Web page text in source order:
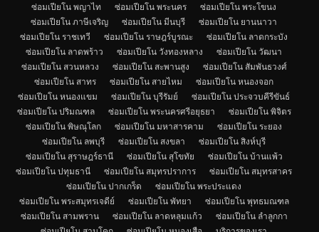
ซ่อมเปียโน พญาไท
ซ่อมเปียโน พระนคร
ซ่อมเปียโน พระโขนง
ซ่อมเปียโน ภาษีเจริญ
ซ่อมเปียโน มีนบุรี
ซ่อมเปียโน ยานนาวา
ซ่อมเปียโน ราชเทวี
ซ่อมเปียโน ราษฎร์บูรณะ
ซ่อมเปียโน ลาดกระบัง
ซ่อมเปียโน ลาดพร้าว
ซ่อมเปียโน วังทองหลาง
ซ่อมเปียโน วัฒนา
ซ่อมเปียโน สวนหลวง
ซ่อมเปียโน สะพานสูง
ซ่อมเปียโน สัมพันธวงศ์
ซ่อมเปียโน สาทร
ซ่อมเปียโน สายไหม
ซ่อมเปียโน หนองจอก
ซ่อมเปียโน หนองแขม
ซ่อมเปียโน บุรีรัมย์
ซ่อมเปียโน ประจวบคีรีขันธ์
ซ่อมเปียโน ปริมณฑล
ซ่อมเปียโน พระนครศรีอยุธยา
ซ่อมเปียโน พิจิตร
ซ่อมเปียโน พิษณุโลก
ซ่อมเปียโน มหาสารคาม
ซ่อมเปียโน ระยอง
ซ่อมเปียโน ลพบุรี
ซ่อมเปียโน สงขลา
ซ่อมเปียโน สิงห์บุรี
ซ่อมเปียโน สุราษฎร์ธานี
ซ่อมเปียโน สุโขทัย
ซ่อมเปียโน บ้านแพ้ว
ซ่อมเปียโน ปทุมธานี
ซ่อมเปียโน สมุทรปราการ
ซ่อมเปียโน สมุทรสาคร
ซ่อมเปียโน ปากเกร็ด
ซ่อมเปียโน พระประแดง
ซ่อมเปียโน พระสมุทรเจดีย์
ซ่อมเปียโน พัทยา
ซ่อมเปียโน พุทธมณฑล
ซ่อมเปียโน สามพราน
ซ่อมเปียโน ลาดหลุมแก้ว
ซ่อมเปียโน ลำลูกกา